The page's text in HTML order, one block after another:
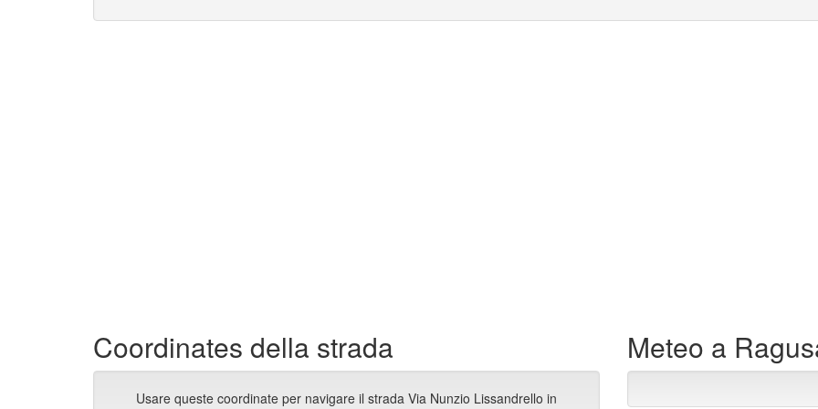
Coordinates della strada
Usare queste coordinate per navigare il strada Via Nunzio Lissandrello in
Meteo a